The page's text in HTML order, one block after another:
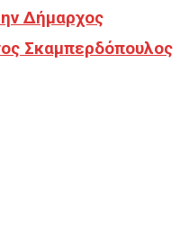
Δήμαρχος
Σκαμπερδόπουλος